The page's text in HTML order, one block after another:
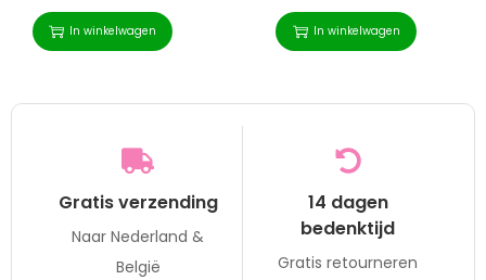
Efficiënt
In winkelwagen
– 200x90cm – Luxe
DesignIn winkelwagen
Gratis verzending
Naar Nederland &
België
14 dagen
bedenktijd
Gratis retourneren